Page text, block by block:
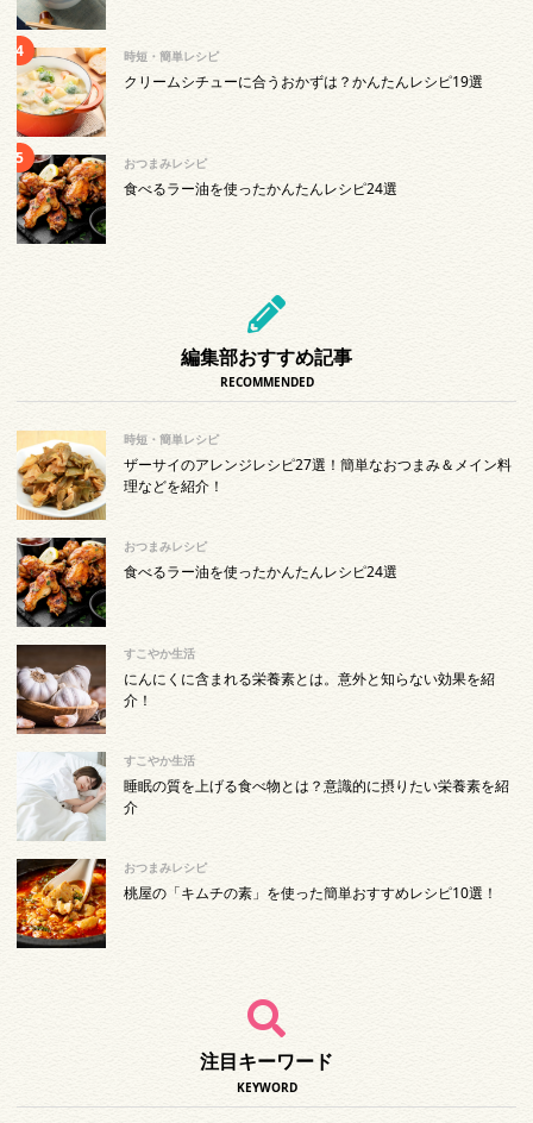
時短・簡単レシピ
クリームシチューに合うおかずは？かんたんレシピ19選
おつまみレシピ
食べるラー油を使ったかんたんレシピ24選
編集部おすすめ記事
RECOMMENDED
時短・簡単レシピ
ザーサイのアレンジレシピ27選！簡単なおつまみ＆メイン料
理などを紹介！
おつまみレシピ
食べるラー油を使ったかんたんレシピ24選
すこやか生活
にんにくに含まれる栄養素とは。意外と知らない効果を紹
介！
すこやか生活
睡眠の質を上げる食べ物とは？意識的に摂りたい栄養素を紹
介
おつまみレシピ
桃屋の「キムチの素」を使った簡単おすすめレシピ10選！
注目キーワード
KEYWORD